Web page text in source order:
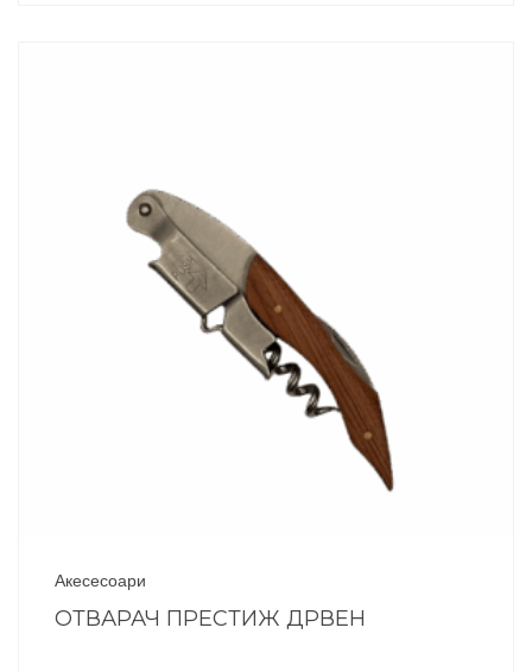
Акесесоари
ОТВАРАЧ ПРЕСТИЖ ДРВЕН